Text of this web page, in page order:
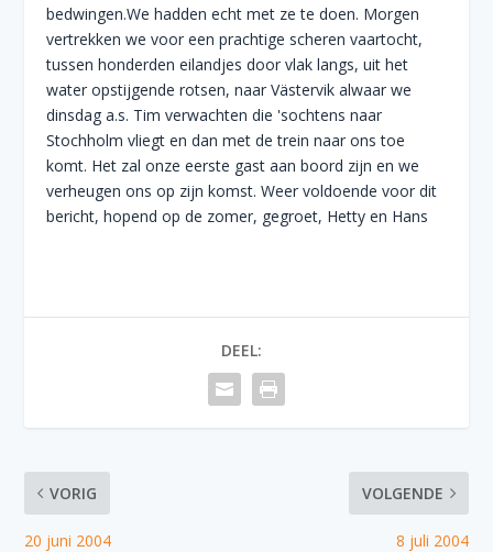
bedwingen.We hadden echt met ze te doen. Morgen
vertrekken we voor een prachtige scheren vaartocht,
tussen honderden eilandjes door vlak langs, uit het
water opstijgende rotsen, naar Västervik alwaar we
dinsdag a.s. Tim verwachten die 'sochtens naar
Stochholm vliegt en dan met de trein naar ons toe
komt. Het zal onze eerste gast aan boord zijn en we
verheugen ons op zijn komst. Weer voldoende voor dit
bericht, hopend op de zomer, gegroet, Hetty en Hans
DEEL:
VORIG
20 juni 2004
VOLGENDE
8 juli 2004